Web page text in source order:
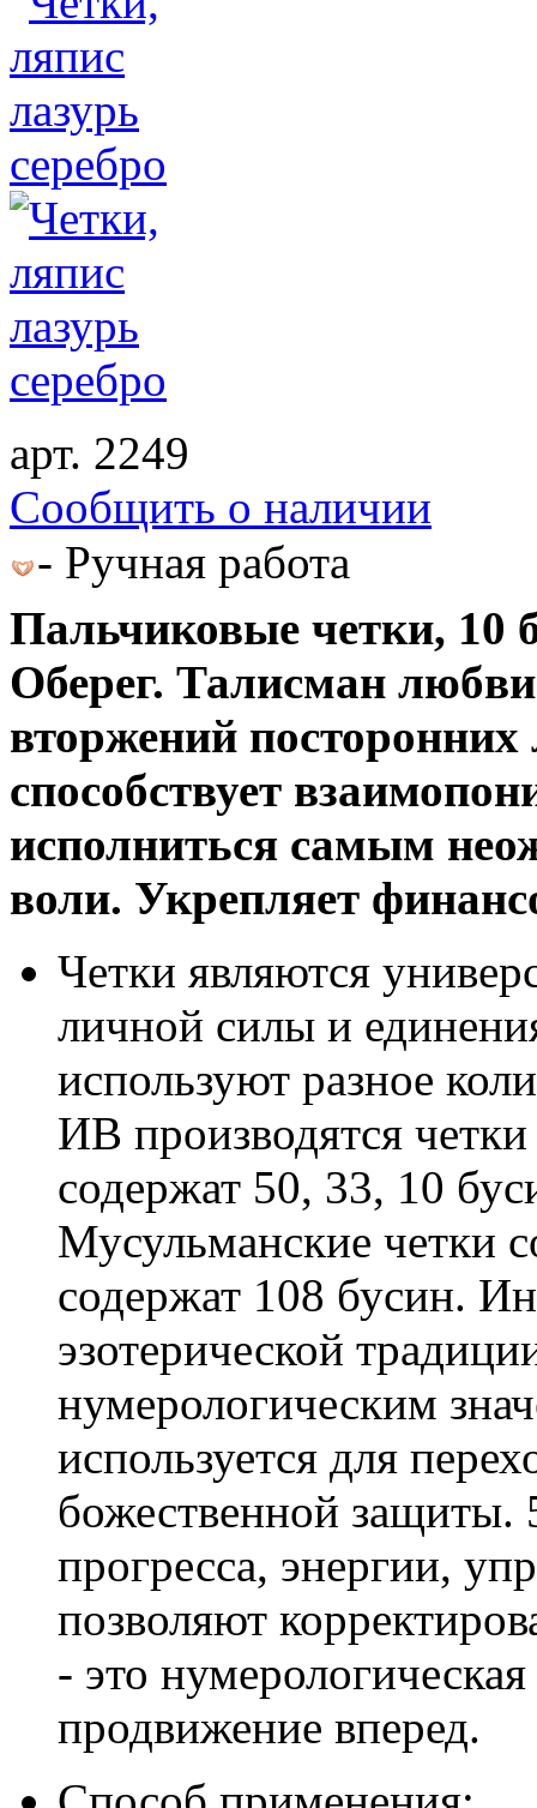
арт. 2249
Cообщить о наличии
- Ручная работа
Пальчиковые четки, 10
Оберег. Талисман
вторжений посторонних
способствует
исполниться самым
воли. Укрепляет
Четки являются
личной силы и
используют разное
ИВ производятся
содержат 50, 33, 10
Мусульманские четки
содержат 108 бусин.
эзотерической
нумерологическим
используется для
божественной защиты.
прогресса, энергии,
позволяют
- это
продвижение вперед.